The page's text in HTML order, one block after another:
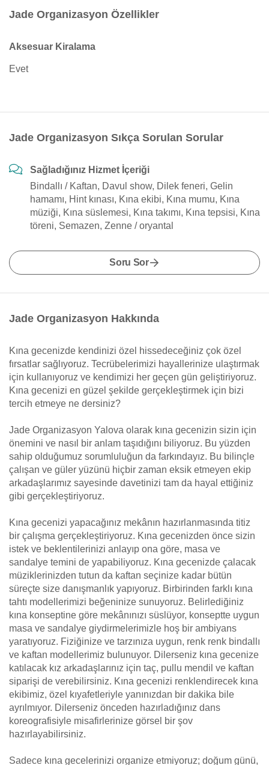
Jade Organizasyon Özellikler
Aksesuar Kiralama
Evet
Jade Organizasyon Sıkça Sorulan Sorular
Sağladığınız Hizmet İçeriği
Bindallı / Kaftan, Davul show, Dilek feneri, Gelin
hamamı, Hint kınası, Kına ekibi, Kına mumu, Kına
müziği, Kına süslemesi, Kına takımı, Kına tepsisi, Kına
töreni, Semazen, Zenne / oryantal
Soru Sor
Jade Organizasyon Hakkında
Kına gecenizde kendinizi özel hissedeceğiniz çok özel
fırsatlar sağlıyoruz. Tecrübelerimizi hayallerinize ulaştırmak
için kullanıyoruz ve kendimizi her geçen gün geliştiriyoruz.
Kına gecenizi en güzel şekilde gerçekleştirmek için bizi
tercih etmeye ne dersiniz?
Jade Organizasyon Yalova olarak kına gecenizin sizin için
önemini ve nasıl bir anlam taşıdığını biliyoruz. Bu yüzden
sahip olduğumuz sorumluluğun da farkındayız. Bu bilinçle
çalışan ve güler yüzünü hiçbir zaman eksik etmeyen ekip
arkadaşlarımız sayesinde davetinizi tam da hayal ettiğiniz
gibi gerçekleştiriyoruz.
Kına gecenizi yapacağınız mekânın hazırlanmasında titiz
bir çalışma gerçekleştiriyoruz. Kına gecenizden önce sizin
istek ve beklentilerinizi anlayıp ona göre, masa ve
sandalye temini de yapabiliyoruz. Kına gecenizde çalacak
müziklerinizden tutun da kaftan seçinize kadar bütün
süreçte size danışmanlık yapıyoruz. Birbirinden farklı kına
tahtı modellerimizi beğeninize sunuyoruz. Belirlediğiniz
kına konseptine göre mekânınızı süslüyor, konseptte uygun
masa ve sandalye giydirmelerimizle hoş bir ambiyans
yaratıyoruz. Fiziğinize ve tarzınıza uygun, renk renk bindallı
ve kaftan modellerimiz bulunuyor. Dilerseniz kına gecenize
katılacak kız arkadaşlarınız için taç, pullu mendil ve kaftan
siparişi de verebilirsiniz. Kına gecenizi renklendirecek kına
ekibimiz, özel kıyafetleriyle yanınızdan bir dakika bile
ayrılmıyor. Dilerseniz önceden hazırladığınız dans
koreografisiyle misafirlerinize görsel bir şov
hazırlayabilirsiniz.
Sadece kına gecelerinizi organize etmiyoruz; doğum günü,